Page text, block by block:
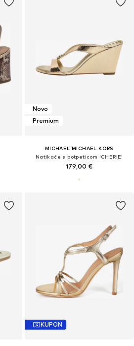
Novo
Premium
MICHAEL MICHAEL KORS
Natikače s potpeticom 'CHERIE'
179,00 €
KUPON